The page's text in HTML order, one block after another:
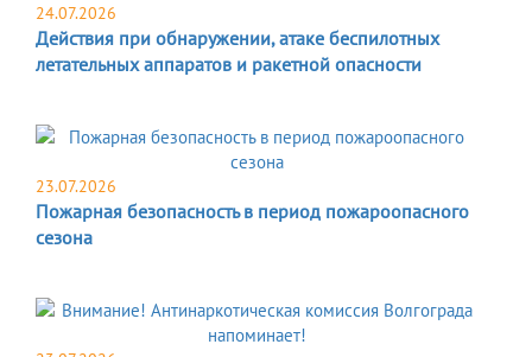
24.07.2026
Действия при обнаружении, атаке беспилотных
летательных аппаратов и ракетной опасности
23.07.2026
Пожарная безопасность в период пожароопасного
сезона